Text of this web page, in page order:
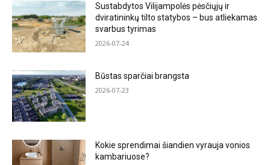
Sustabdytos Vilijampolės pėsčiųjų ir
dviratininkų tilto statybos – bus atliekamas
svarbus tyrimas
2026-07-24
Būstas sparčiai brangsta
2026-07-23
Kokie sprendimai šiandien vyrauja vonios
kambariuose?